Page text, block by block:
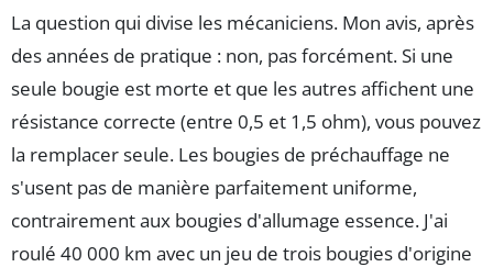
La question qui divise les mécaniciens. Mon avis, après
des années de pratique : non, pas forcément. Si une
seule bougie est morte et que les autres affichent une
résistance correcte (entre 0,5 et 1,5 ohm), vous pouvez
la remplacer seule. Les bougies de préchauffage ne
s'usent pas de manière parfaitement uniforme,
contrairement aux bougies d'allumage essence. J'ai
roulé 40 000 km avec un jeu de trois bougies d'origine